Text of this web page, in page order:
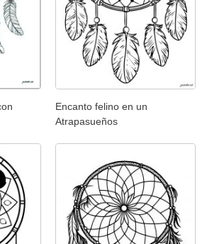
Encanto felino en un
Atrapasueños